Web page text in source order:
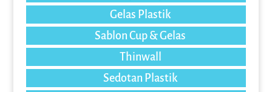
Gelas Plastik
Sablon Cup & Gelas
Thinwall
Sedotan Plastik